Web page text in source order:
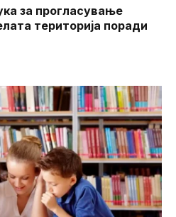
за прогласување
територија поради